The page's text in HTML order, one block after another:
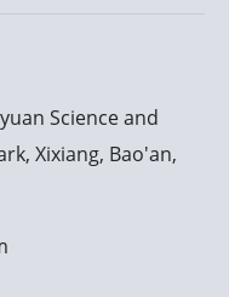
Science and
Xixiang, Bao'an,